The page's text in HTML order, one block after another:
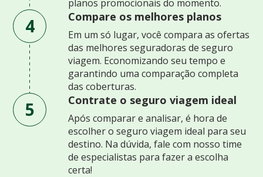
planos promocionais do momento.
4 Compare os melhores planos
Em um só lugar, você compara as ofertas
das melhores seguradoras de seguro
viagem. Economizando seu tempo e
garantindo uma comparação completa
das coberturas.
5 Contrate o seguro viagem ideal
Após comparar e analisar, é hora de
escolher o seguro viagem ideal para seu
destino. Na dúvida, fale com nosso time
de especialistas para fazer a escolha
certa!